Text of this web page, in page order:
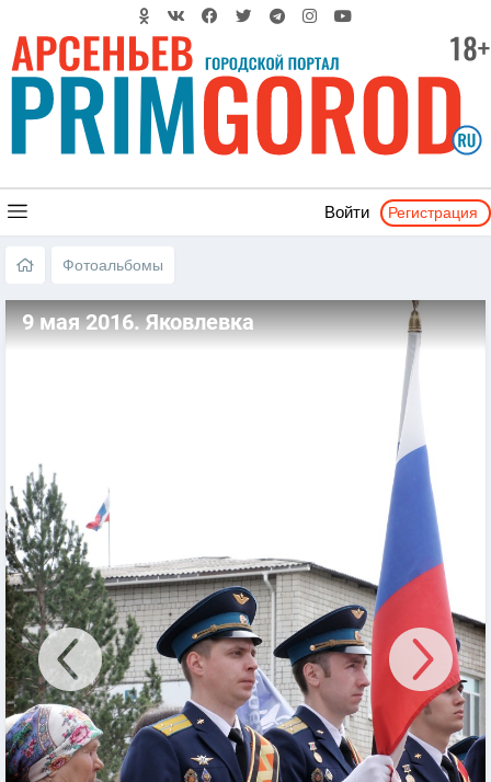
Войти Регистрация
Фотоальбомы
9 мая 2016. Яковлевка